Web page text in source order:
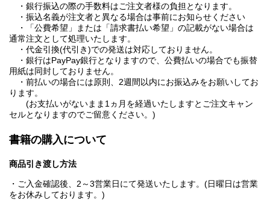
・銀行振込の際の手数料はご注文者様の負担となります。
・振込名義が注文者と異なる場合は事前にお知らせください
・「公費希望」または「請求書払い希望」の記載がない場合は
通常注文として処理いたします。
・代金引換(代引き)での発送は対応しておりません。
・銀行はPayPay銀行となりますので、公費払いの場合でも振替
用紙は同封しておりません。
・前払いの場合には原則、2週間以内にお振込みをお願いしてお
ります。
(お支払いがないまま1ヵ月を経過いたしますとご注文キャン
セルとなりますのでご留意ください。)
書籍の購入について
商品引き渡し方法
・ご入金確認後、2～3営業日にて発送いたします。(日曜日は営業
をお休みしております。)